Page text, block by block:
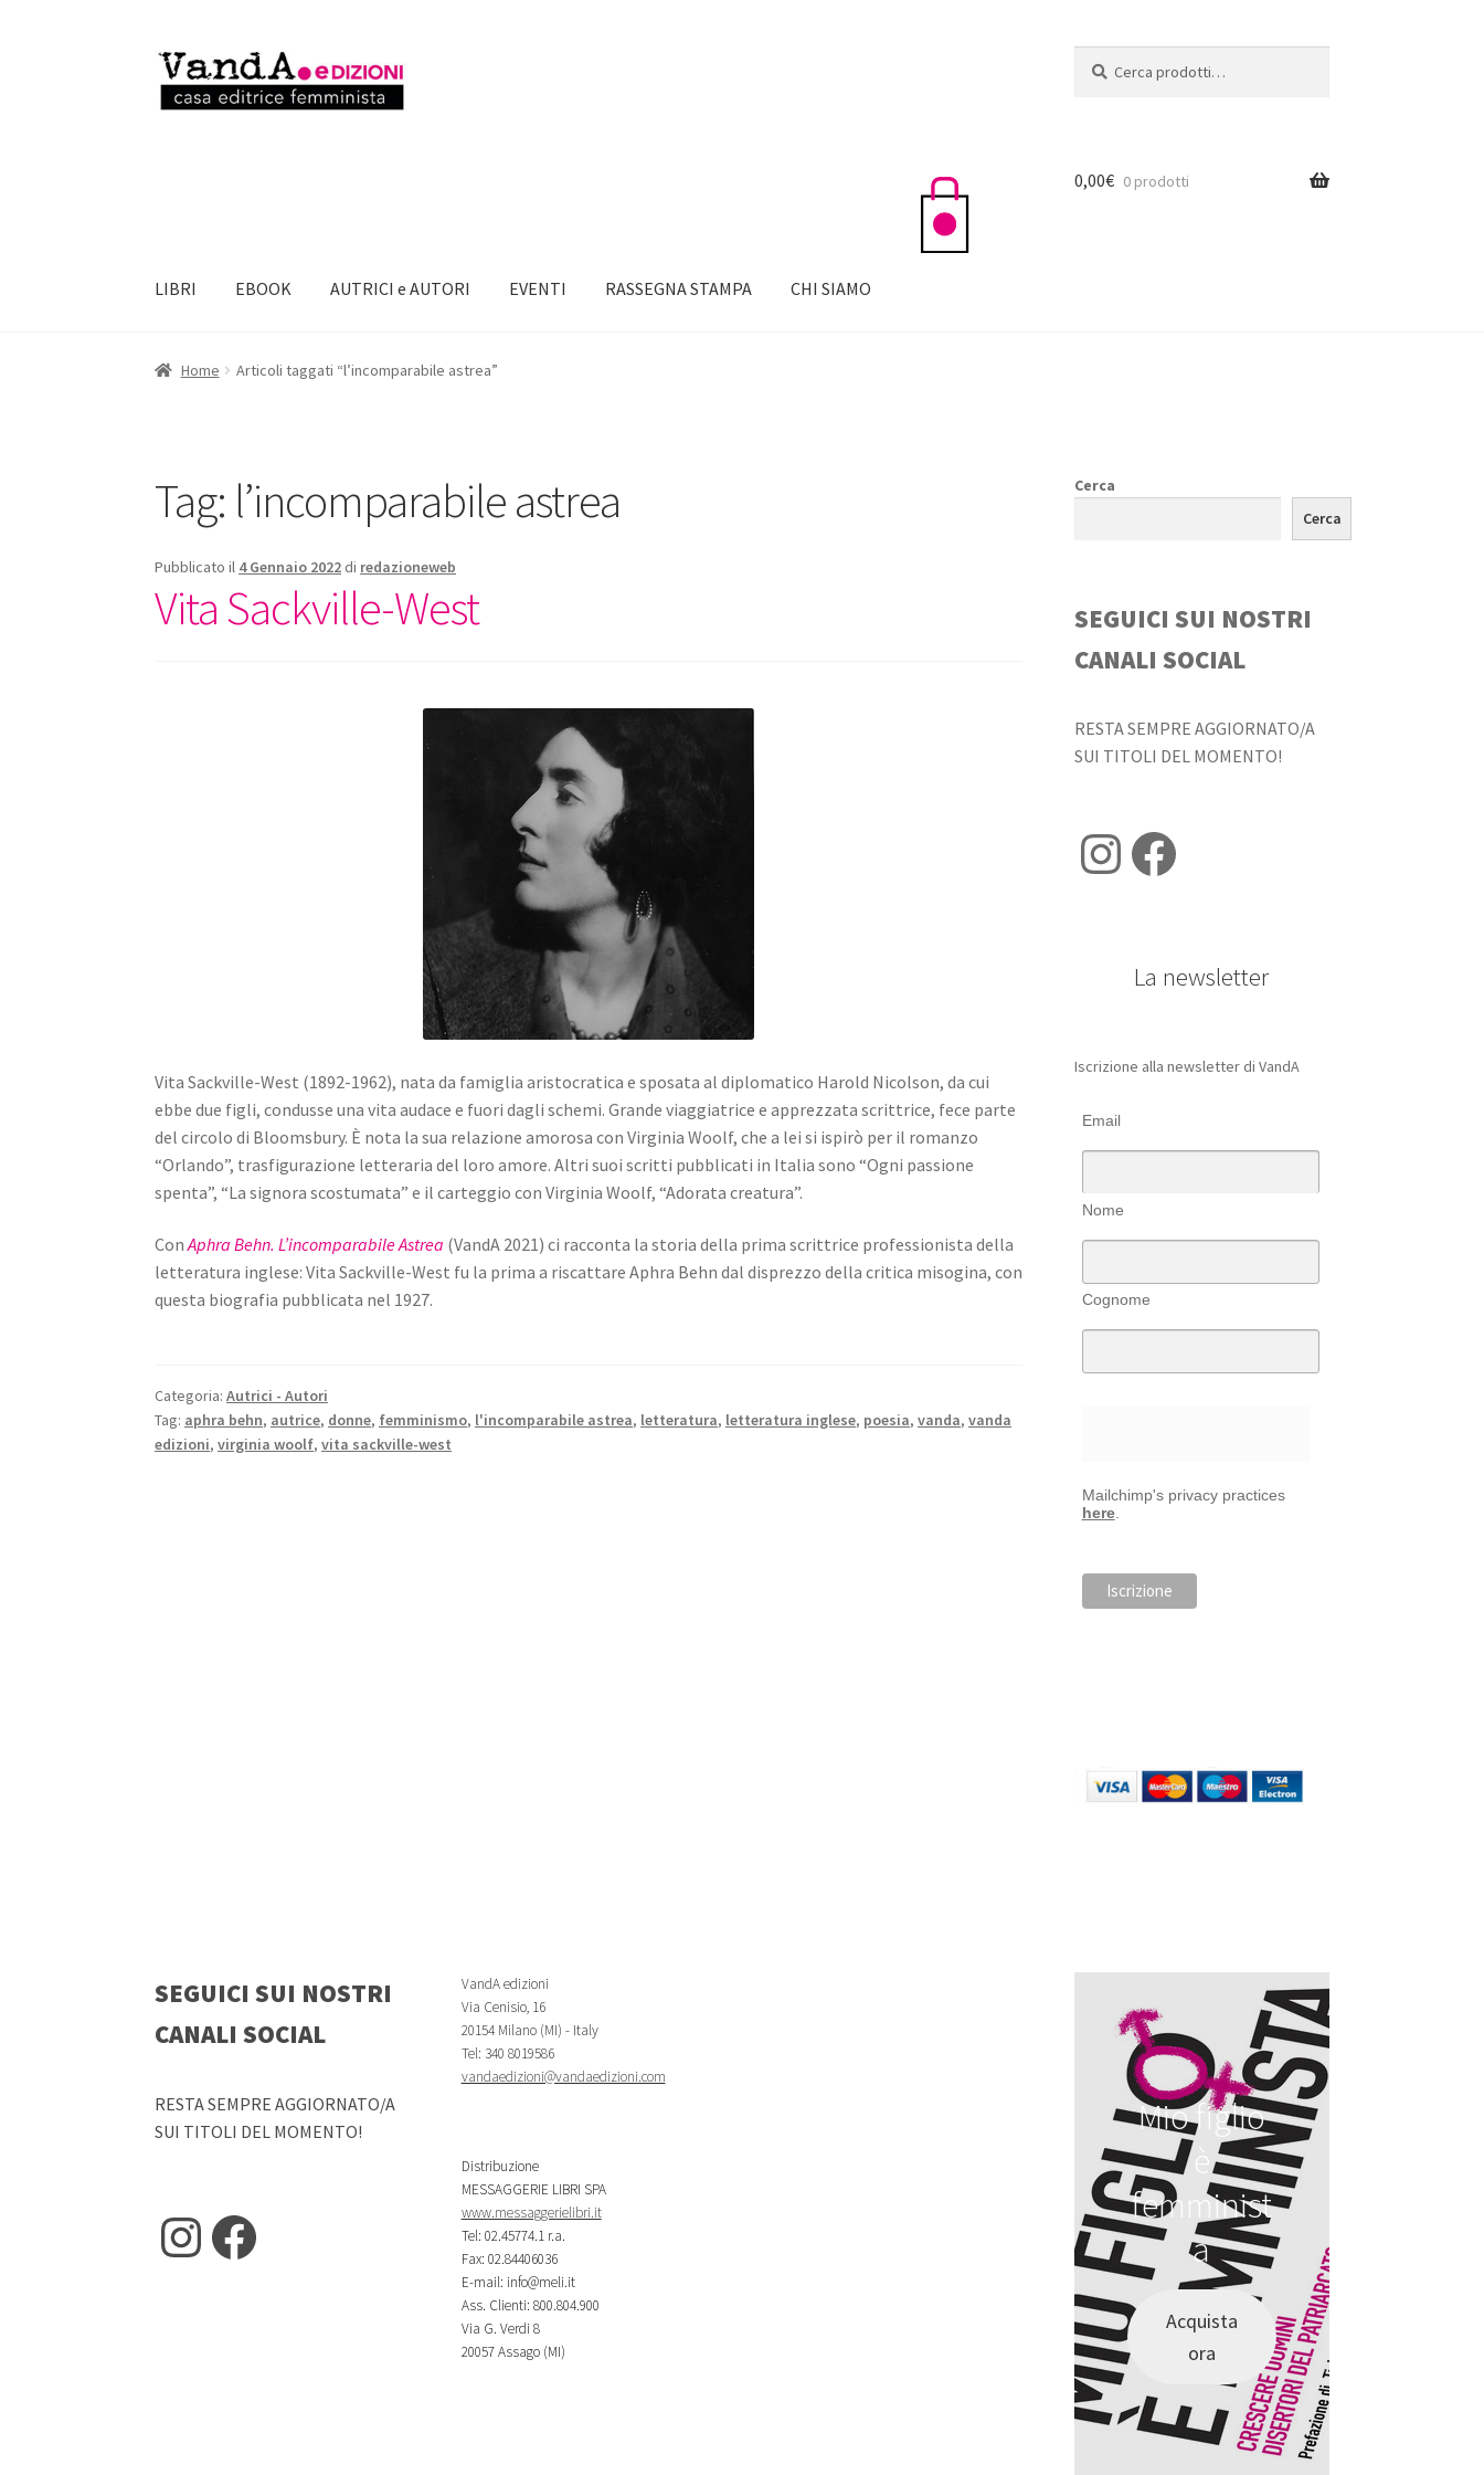
Vai
alla
navigazione
Vai
al
contenuto
LIBRI EBOOK AUTRICI e AUTORI EVENTI RASSEGNA STAMPA CHI SIAMO
0,00€ 0 prodotti
Home Articoli taggati “l’incomparabile astrea”
Tag: l’incomparabile astrea
Pubblicato il 4 Gennaio 2022 di redazioneweb
Vita Sackville-West
Vita Sackville-West (1892-1962), nata da famiglia aristocratica e sposata al diplomatico Harold Nicolson, da cui
ebbe due figli, condusse una vita audace e fuori dagli schemi. Grande viaggiatrice e apprezzata scrittrice, fece parte
del circolo di Bloomsbury. È nota la sua relazione amorosa con Virginia Woolf, che a lei si ispirò per il romanzo
“Orlando”, trasfigurazione letteraria del loro amore. Altri suoi scritti pubblicati in Italia sono “Ogni passione
spenta”, “La signora scostumata” e il carteggio con Virginia Woolf, “Adorata creatura”.
ConAphra Behn. L’incomparabile Astrea (VandA 2021) ci racconta la storia della prima scrittrice professionista della
letteratura inglese: Vita Sackville-West fu la prima a riscattare Aphra Behn dal disprezzo della critica misogina, con
questa biografia pubblicata nel 1927.
Categoria:Autrici - Autori
Tag: aphra behn, autrice, donne, femminismo, l'incomparabile astrea, letteratura, letteratura inglese, poesia,vanda,vanda
edizioni,virginia woolf,vita sackville-west
Cerca
Cerca
SEGUICI SUI NOSTRI
CANALI SOCIAL
RESTA SEMPRE AGGIORNATO/A
SUI TITOLI DEL MOMENTO!
Instagram
Facebook
La newsletter
Iscrizione alla newsletter di VandA
Email
Nome
Cognome
Mailchimp's privacy practices
here.
SEGUICI SUI NOSTRI
CANALI SOCIAL
RESTA SEMPRE AGGIORNATO/A
SUI TITOLI DEL MOMENTO!
Instagram
Facebook
VandA edizioni
Via Cenisio, 16
20154 Milano (MI) - Italy
Tel: 340 8019586
vandaedizioni@vandaedizioni.com
Distribuzione
MESSAGGERIE LIBRI SPA
www.messaggerielibri.it
Tel: 02.45774.1 r.a.
Fax: 02.84406036
E-mail: info@meli.it
Ass. Clienti: 800.804.900
Via G. Verdi 8
20057 Assago (MI)
Mio figlio
è
femminist
a
Acquista
ora